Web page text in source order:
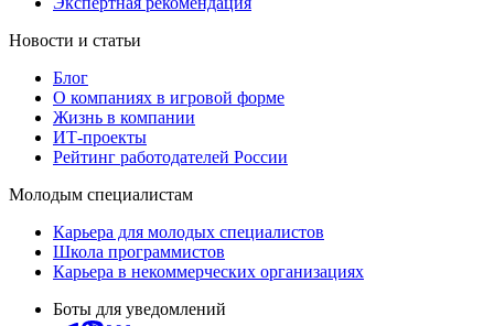
Новости и статьи
Блог
О компаниях в игровой форме
Жизнь в компании
ИТ-проекты
Рейтинг работодателей России
Молодым специалистам
Карьера для молодых специалистов
Школа программистов
Карьера в некоммерческих организациях
Боты для уведомлений